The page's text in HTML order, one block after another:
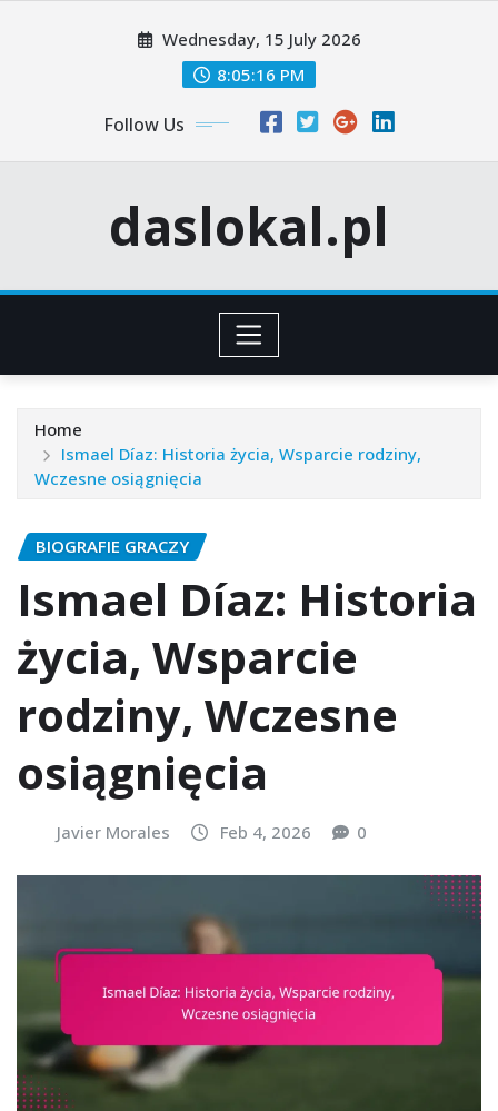
Wednesday, 15 July 2026
8:05:18 PM
Follow Us
daslokal.pl
Home
Ismael Díaz: Historia życia, Wsparcie rodziny,
Wczesne osiągnięcia
BIOGRAFIE GRACZY
Ismael Díaz: Historia
życia, Wsparcie
rodziny, Wczesne
osiągnięcia
Javier Morales Feb 4, 2026 0